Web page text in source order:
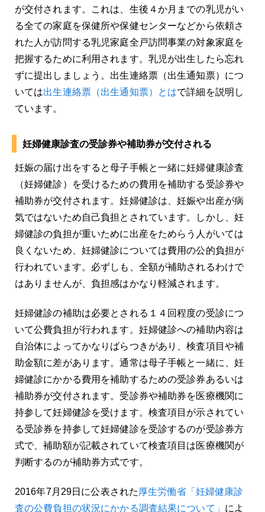
が交付されます。これは、生後４か月までの乳児がい
る全ての家庭を保健所や保健センターなどから依頼さ
れた人が訪問する乳児家庭全戸訪問事業の対象家庭を
把握するために利用されます。乳児が出生したら忘れ
ずに提出しましょう。出生連絡票（出生通知票）につ
いては出生連絡票（出生通知票）とはで詳細を説明し
ています。
妊婦健康診査の受診券や補助券が交付される
妊娠の届け出をすると母子手帳と一緒に妊婦健康診査
（妊婦健診）を受けるための費用を補助する受診券や
補助券が交付されます。妊婦健診は、妊娠や出産が病
気ではないため自己負担とされています。しかし、妊
婦健診の負担が重いために出産をためらう人がいては
良くないため、妊婦健診については費用の公的負担が
行われています。必ずしも、全額が補助されるわけで
はありませんが、負担感はかなり軽減されます。
妊婦健診の補助は必要とされる１４回程度の受診につ
いて公費負担が行われます。妊婦健診への補助内容は
自治体によってかなりばらつきがあり、検査項目や補
助金額に差があります。通常は母子手帳と一緒に、妊
婦健診にかかる費用を補助するための受診券あるいは
補助券が交付されます。受診券や補助券を医療機関に
持参して妊婦健診を受けます。検査項目が示されてい
る受診券を持参して妊婦健診を受診するのが受診券方
式で、補助額が記載されていて検査項目は医療機関が
判断するのが補助券方式です。
2016年7月29日に公表された 厚生労働省「妊婦健康診
査の公費負担の状況にかかる調査結果について」 によ